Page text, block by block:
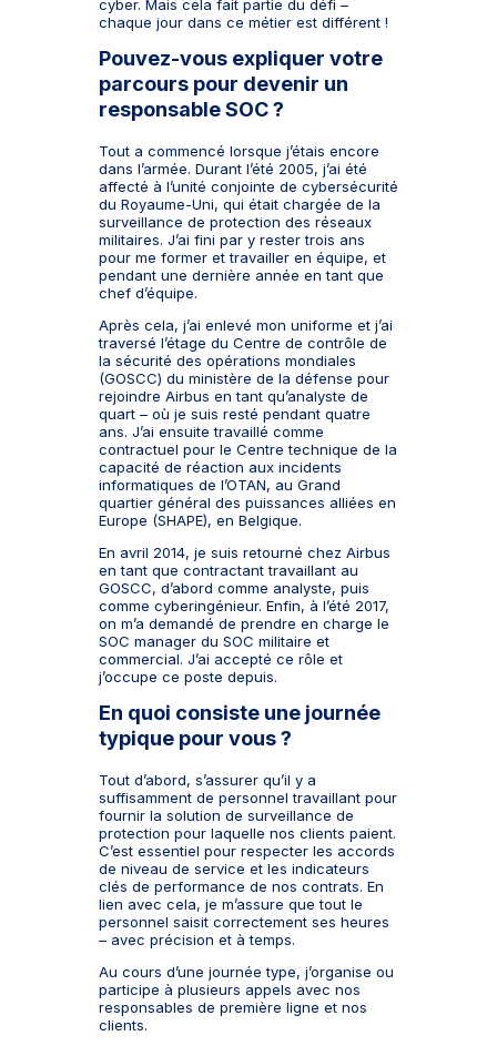
cyber. Mais cela fait partie du défi –
chaque jour dans ce métier est différent !
Pouvez-vous expliquer votre
parcours pour devenir un
responsable SOC ?
Tout a commencé lorsque j’étais encore
dans l’armée. Durant l’été 2005, j’ai été
affecté à l’unité conjointe de cybersécurité
du Royaume-Uni, qui était chargée de la
surveillance de protection des réseaux
militaires. J’ai fini par y rester trois ans
pour me former et travailler en équipe, et
pendant une dernière année en tant que
chef d’équipe.
Après cela, j’ai enlevé mon uniforme et j’ai
traversé l’étage du Centre de contrôle de
la sécurité des opérations mondiales
(GOSCC) du ministère de la défense pour
rejoindre Airbus en tant qu’analyste de
quart – où je suis resté pendant quatre
ans. J’ai ensuite travaillé comme
contractuel pour le Centre technique de la
capacité de réaction aux incidents
informatiques de l’OTAN, au Grand
quartier général des puissances alliées en
Europe (SHAPE), en Belgique.
En avril 2014, je suis retourné chez Airbus
en tant que contractant travaillant au
GOSCC, d’abord comme analyste, puis
comme cyberingénieur. Enfin, à l’été 2017,
on m’a demandé de prendre en charge le
SOC manager du SOC militaire et
commercial. J’ai accepté ce rôle et
j’occupe ce poste depuis.
En quoi consiste une journée
typique pour vous ?
Tout d’abord, s’assurer qu’il y a
suffisamment de personnel travaillant pour
fournir la solution de surveillance de
protection pour laquelle nos clients paient.
C’est essentiel pour respecter les accords
de niveau de service et les indicateurs
clés de performance de nos contrats. En
lien avec cela, je m’assure que tout le
personnel saisit correctement ses heures
– avec précision et à temps.
Au cours d’une journée type, j’organise ou
participe à plusieurs appels avec nos
responsables de première ligne et nos
clients.